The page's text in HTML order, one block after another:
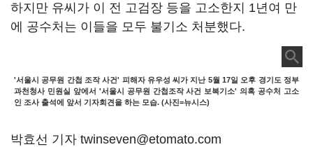
하지만 유씨가 이 전 고검장 등을 고소한지 1년여 만
에 공수처는 이들을 모두 불기소 처분했다.
'서울시 공무원 간첩 조작 사건' 피해자 유우성 씨가 지난 5월 17일 오후 경기도 정부
과천청사 민원실 앞에서 '서울시 공무원 간첩조작 사건 보복기소' 의혹 공수처 고소
인 조사 출석에 앞서 기자회견을 하는 모습. (사진=뉴시스)
박효선 기자 twinseven@etomato.com